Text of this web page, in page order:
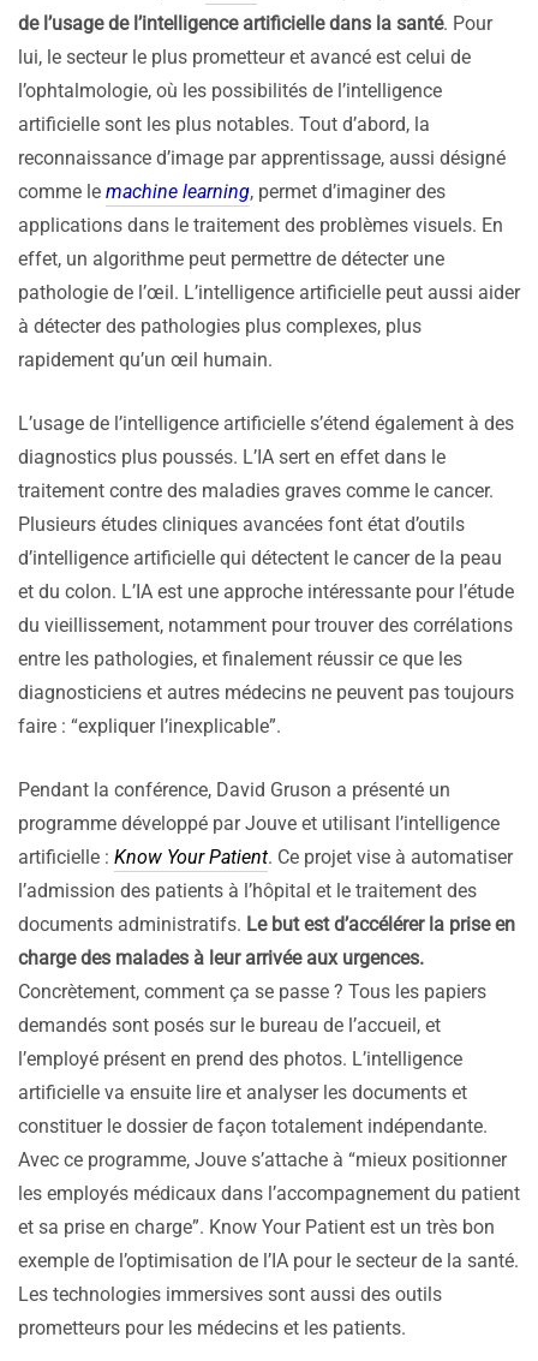
de l’usage de l’intelligence artificielle dans la santé. Pour
lui, le secteur le plus prometteur et avancé est celui de
l’ophtalmologie, où les possibilités de l’intelligence
artificielle sont les plus notables. Tout d’abord, la
reconnaissance d’image par apprentissage, aussi désigné
comme le machine learning, permet d’imaginer des
applications dans le traitement des problèmes visuels. En
effet, un algorithme peut permettre de détecter une
pathologie de l’œil. L’intelligence artificielle peut aussi aider
à détecter des pathologies plus complexes, plus
rapidement qu’un œil humain.
L’usage de l’intelligence artificielle s’étend également à des
diagnostics plus poussés. L’IA sert en effet dans le
traitement contre des maladies graves comme le cancer.
Plusieurs études cliniques avancées font état d’outils
d’intelligence artificielle qui détectent le cancer de la peau
et du colon. L’IA est une approche intéressante pour l’étude
du vieillissement, notamment pour trouver des corrélations
entre les pathologies, et finalement réussir ce que les
diagnosticiens et autres médecins ne peuvent pas toujours
faire : “expliquer l’inexplicable”.
Pendant la conférence, David Gruson a présenté un
programme développé par Jouve et utilisant l’intelligence
artificielle : Know Your Patient. Ce projet vise à automatiser
l’admission des patients à l’hôpital et le traitement des
documents administratifs. Le but est d’accélérer la prise en
charge des malades à leur arrivée aux urgences.
Concrètement, comment ça se passe ? Tous les papiers
demandés sont posés sur le bureau de l’accueil, et
l’employé présent en prend des photos. L’intelligence
artificielle va ensuite lire et analyser les documents et
constituer le dossier de façon totalement indépendante.
Avec ce programme, Jouve s’attache à “mieux positionner
les employés médicaux dans l’accompagnement du patient
et sa prise en charge”. Know Your Patient est un très bon
exemple de l’optimisation de l’IA pour le secteur de la santé.
Les technologies immersives sont aussi des outils
prometteurs pour les médecins et les patients.